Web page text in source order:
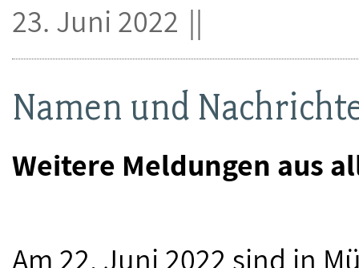
Namen und
Weitere Meldungen aus
23. Juni 2022
Am 22. Juni 2022 sind in